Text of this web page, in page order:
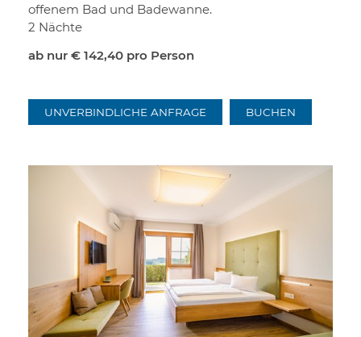
offenem Bad und Badewanne.
2 Nächte
ab nur € 142,40 pro Person
UNVERBINDLICHE ANFRAGE BUCHEN